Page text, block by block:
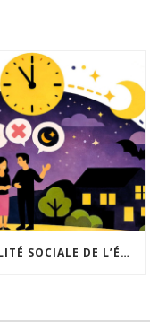
ACCEPTABILITÉ SOCIALE DE L’ÉCLAIRAGE NOCTURNE : LE REPLAY EST DISPONIBLE